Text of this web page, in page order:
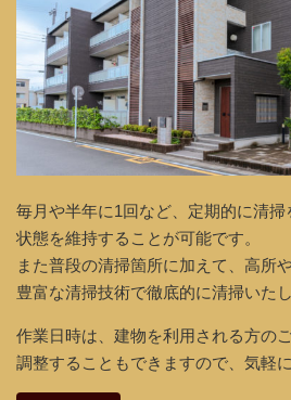
毎月や半年に1回など、定期的に清
状態を維持することが可能です。
また普段の清掃箇所に加えて、高所
豊富な清掃技術で徹底的に清掃いたし
作業日時は、建物を利用される方の
調整することもできますので、気軽